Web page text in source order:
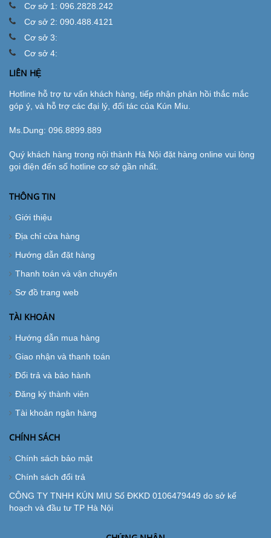
Cơ sở 1: 096.2828.242
Cơ sở 2: 090.488.4121
Cơ sở 3:
Cơ sở 4:
LIÊN HỆ
Hotline hỗ trợ tư vấn khách hàng, tiếp nhận phản hồi thắc mắc
góp ý, và hỗ trợ các đại lý, đối tác của Kún Miu.
Ms.Dung: 096.8899.889
Quý khách hàng trong nội thành Hà Nội đặt hàng online vui lòng
gọi điện đến số hotline cơ sở gần nhất.
THÔNG TIN
Giới thiệu
Địa chỉ cửa hàng
Hướng dẫn đặt hàng
Thanh toán và vận chuyển
Sơ đồ trang web
TÀI KHOẢN
Hướng dẫn mua hàng
Giao nhận và thanh toán
Đổi trả và bảo hành
Đăng ký thành viên
Tài khoản ngân hàng
CHÍNH SÁCH
Chính sách bảo mật
Chính sách đổi trả
CÔNG TY TNHH KÚN MIU Số ĐKKD 0106479449 do sở kế
hoạch và đầu tư TP Hà Nội